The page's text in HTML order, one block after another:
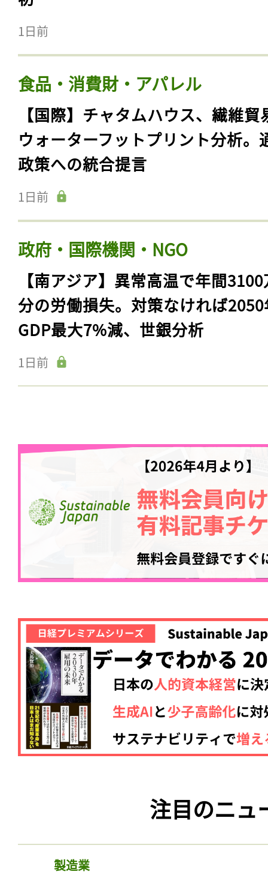
1日前
食品・消費財・アパレル
【国際】チャタムハウス、繊維貿
ウォーターフットプリント分析。
政策への統合提言
1日前
政府・国際機関・NGO
【南アジア】異常高温で年間
分の労働損失。対策なければ
GDP最大7%減、世銀分析
1日前
注目のニュ
製造業